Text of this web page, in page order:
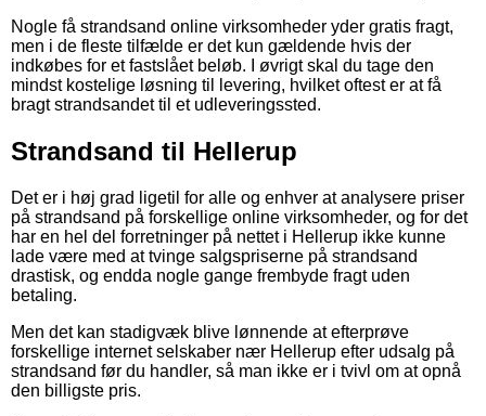
Nogle få strandsand online virksomheder yder gratis fragt,
men i de fleste tilfælde er det kun gældende hvis der
indkøbes for et fastslået beløb. I øvrigt skal du tage den
mindst kostelige løsning til levering, hvilket oftest er at få
bragt strandsandet til et udleveringssted.
Strandsand til Hellerup
Det er i høj grad ligetil for alle og enhver at analysere priser
på strandsand på forskellige online virksomheder, og for det
har en hel del forretninger på nettet i Hellerup ikke kunne
lade være med at tvinge salgspriserne på strandsand
drastisk, og endda nogle gange frembyde fragt uden
betaling.
Men det kan stadigvæk blive lønnende at efterprøve
forskellige internet selskaber nær Hellerup efter udsalg på
strandsand før du handler, så man ikke er i tvivl om at opnå
den billigste pris.